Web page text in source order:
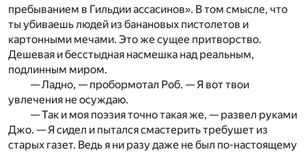
пребыванием в Гильдии ассасинов». В том смысле, что
ты убиваешь людей из банановых пистолетов и
картонными мечами. Это же сущее притворство.
Дешевая и бесстыдная насмешка над реальным,
подлинным миром.
— Ладно, — пробормотал Роб. — Я вот твои
увлечения не осуждаю.
— Так и моя поэзия точно такая же, — развел руками
Джо. — Я сидел и пытался смастерить требушет из
старых газет. Ведь я ни разу даже не был по-настоящему